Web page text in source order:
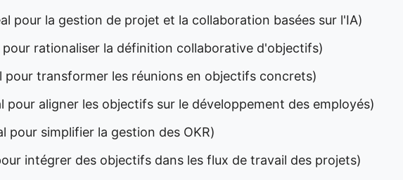
pour la gestion de projet et la collaboration basées sur l'IA)
pour rationaliser la définition collaborative d'objectifs)
pour transformer les réunions en objectifs concrets)
pour aligner les objectifs sur le développement des employés)
pour simplifier la gestion des OKR)
intégrer des objectifs dans les flux de travail des projets)